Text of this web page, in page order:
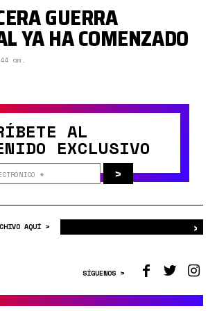
GUERRA
YA HA COMENZADO
am.
AL
EXCLUSIVO
>
AQUÍ > ›
SÍGUENOS >